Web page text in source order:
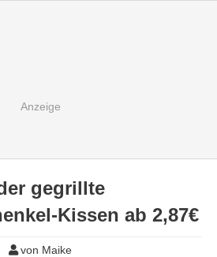
gegrillte
Kissen ab 2,87€
von Maike